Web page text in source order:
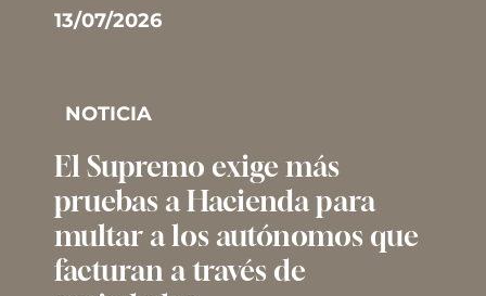
13/07/2026
NOTICIA
El Supremo exige más
pruebas a Hacienda para
multar a los autónomos que
facturan a través de